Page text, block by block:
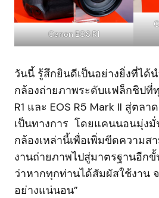
Canon EOS R1
วันนี้ รู้สึกยินดีเป็นอย่างยิ่งที่ไ
กล้องถ่ายภาพระดับแฟล็กชิปที่
R1 และ EOS R5 Mark II สู่ตลา
เป็นทางการ โดยแคนนอนมุ่ง
กล้องเหล่านี้เพื่อเพิ่มขีดความส
งานถ่ายภาพไปสู่มาตรฐานอีกขั้
ว่าหากทุกท่านได้สัมผัสใช้งาน
อย่างแน่นอน”